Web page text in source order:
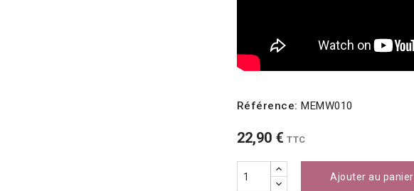
Référence: MEMW010
22,90 € TTC
Ajouter au panier